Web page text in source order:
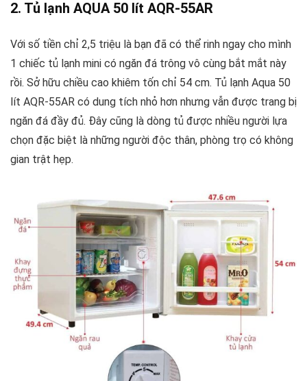
2. Tủ lạnh AQUA 50 lít AQR-55AR
Với số tiền chỉ 2,5 triệu là bạn đã có thể rinh ngay cho mình
1 chiếc tủ lạnh mini có ngăn đá trông vô cùng bắt mắt này
rồi. Sở hữu chiều cao khiêm tốn chỉ 54 cm. Tủ lạnh Aqua 50
lít AQR-55AR có dung tích nhỏ hơn nhưng vẫn được trang bị
ngăn đá đầy đủ. Đây cũng là dòng tủ được nhiều người lựa
chọn đặc biệt là những người độc thân, phòng trọ có không
gian trật hẹp.